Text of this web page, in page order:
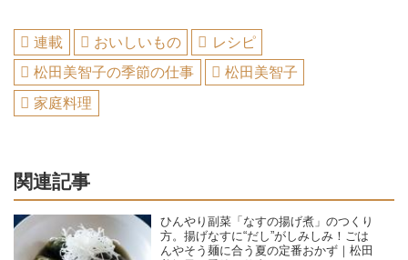
連載 おいしいもの
レシピ
松田美智子の季節の仕事
松田美智子
家庭料理
関連記事
ひんやり副菜「なすの揚げ煮」のつくり
方。揚げなすに“だし”がしみしみ！ごは
んやそう麺に合う夏の定番おかず｜松田